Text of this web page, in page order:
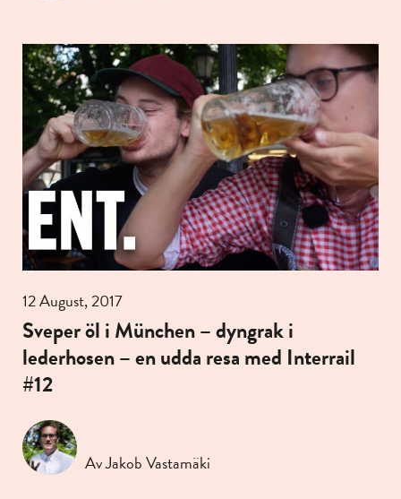
12 August, 2017
Sveper öl i München – dyngrak i
lederhosen – en udda resa med Interrail
#12
Av Jakob Vastamäki